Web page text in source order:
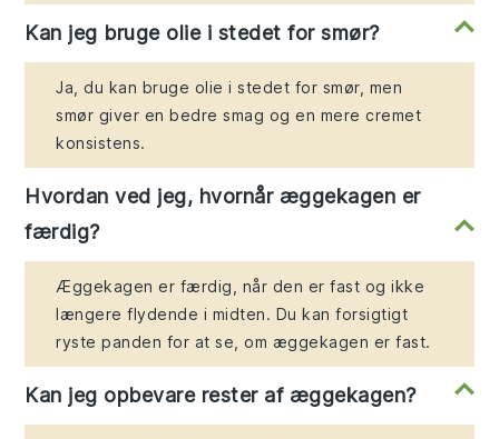
Kan jeg bruge olie i stedet for smør?
Ja, du kan bruge olie i stedet for smør, men
smør giver en bedre smag og en mere cremet
konsistens.
Hvordan ved jeg, hvornår æggekagen er
færdig?
Æggekagen er færdig, når den er fast og ikke
længere flydende i midten. Du kan forsigtigt
ryste panden for at se, om æggekagen er fast.
Kan jeg opbevare rester af æggekagen?